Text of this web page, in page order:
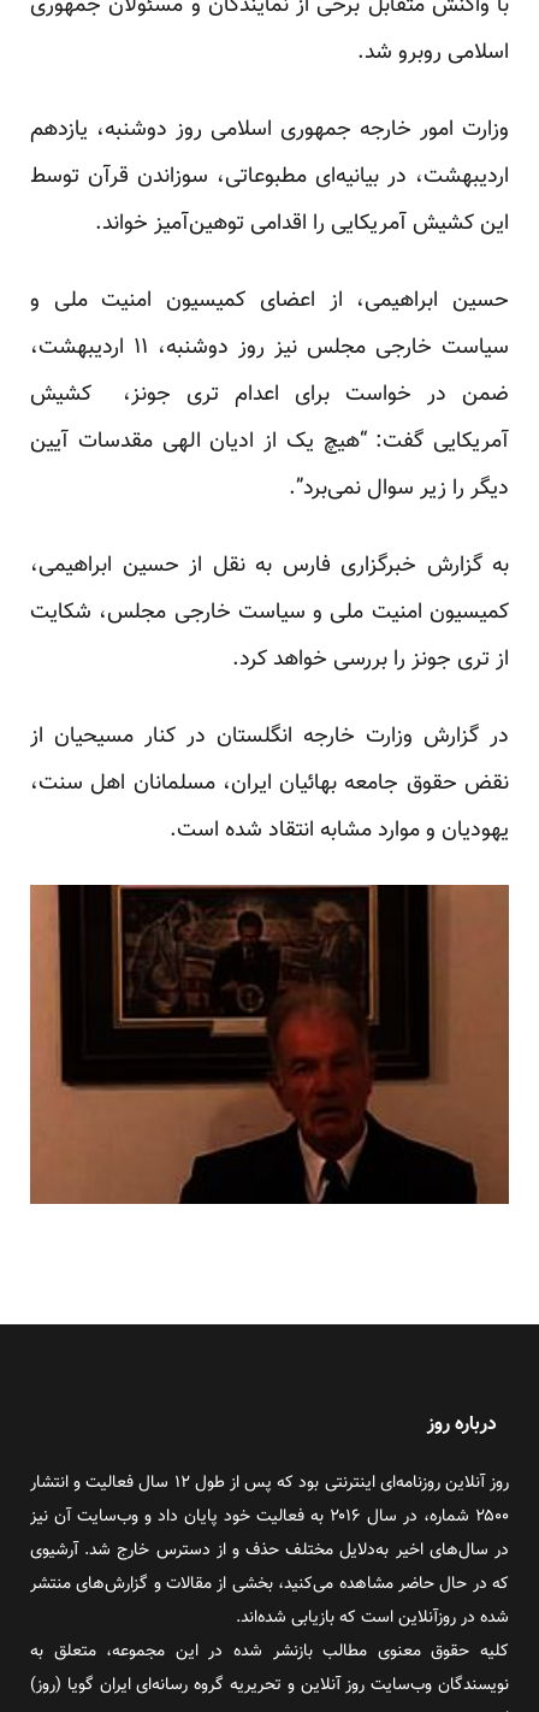
اسلامی روبرو شد.
وزارت امور خارجه جمهوری اسلامی روز دوشنبه، یازدهم
اردیبهشت، در بیانیه‌ای مطبوعاتی، سوزاندن قرآن توسط
این کشیش آمریکایی را اقدامی توهین‌آمیز خواند.
حسین ابراهیمی، از اعضای کمیسیون امنیت ملی و
سیاست خارجی مجلس نیز روز دوشنبه، ۱۱ اردیبهشت،
ضمن در خواست برای اعدام تری جونز، ‌ کشیش
آمریکایی گفت: “هیچ یک از ادیان الهی مقدسات آیین
دیگر را زیر سوال نمی‌برد”.
به گزارش خبرگزاری فارس به نقل از حسین ابراهیمی،
کمیسیون امنیت ملی و سیاست خارجی مجلس، شکایت
از تری جونز را بررسی خواهد کرد.
در گزارش وزارت خارجه انگلستان در کنار مسیحیان از
نقض حقوق جامعه بهائیان ایران، مسلمانان اهل سنت،
یهودیان و موارد مشابه انتقاد شده است.
درباره روز
روز آنلاین روزنامه‌ای اینترنتی بود که پس از طول ۱۲ سال فعالیت و انتشار
۲۵۰۰ شماره، در سال ۲۰۱۶ به فعالیت خود پایان داد و وب‌سایت آن نیز
در سال‌های اخیر به‌دلایل مختلف حذف و از دسترس خارج شد. آرشیوی
که در حال حاضر مشاهده می‌کنید، بخشی از مقالات و گزارش‌های منتشر
شده در روزآنلاین است که بازیابی شده‌اند.
کلیه حقوق معنوی مطالب بازنشر شده در این مجموعه، متعلق به
نویسندگان وب‌سایت روز آنلاین و تحریریه گروه رسانه‌ای ایران گویا (روز)